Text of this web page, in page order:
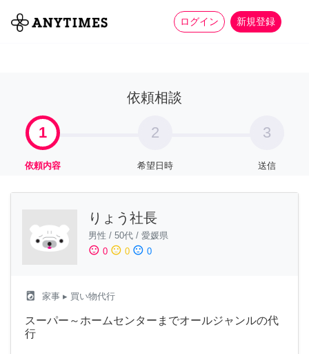
ログイン 新規登録
全て 家事 more_horiz
依頼相談
1
依頼内容
2
希望日時
3
送信
りょう社長
男性 / 50代 / 愛媛県
sentiment_satisfied 0 sentiment_neutral 0 sentiment_dissatisfied 0
local_laundry_service 家事 ▸ 買い物代行
スーパー～ホームセンターまでオールジャンルの代
行